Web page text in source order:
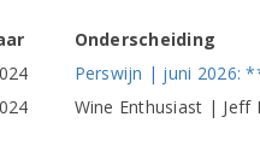
Onderscheiding
Perswijn | juni 2026:
Wine Enthusiast |